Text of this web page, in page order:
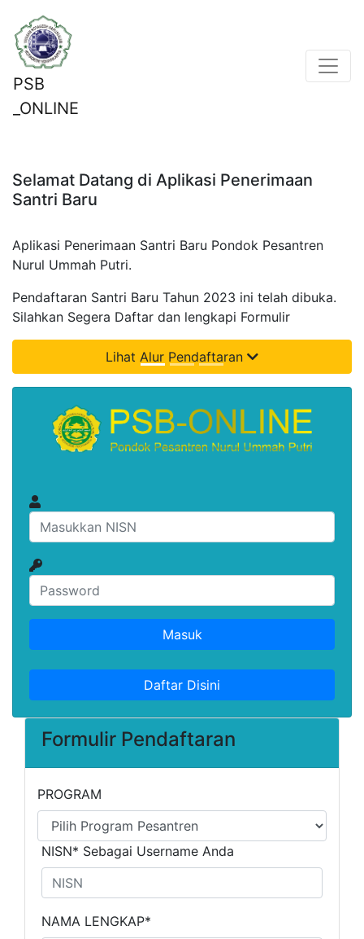
PSB
_ONLINE
Selamat Datang di Aplikasi Penerimaan
Santri Baru
Aplikasi Penerimaan Santri Baru Pondok Pesantren
Nurul Ummah Putri.
Pendaftaran Santri Baru Tahun 2023 ini telah dibuka.
Silahkan Segera Daftar dan lengkapi Formulir
Lihat Alur Pendaftaran
Masuk
Daftar Disini
Formulir Pendaftaran
PROGRAM
NISN* Sebagai Username Anda
NAMA LENGKAP*